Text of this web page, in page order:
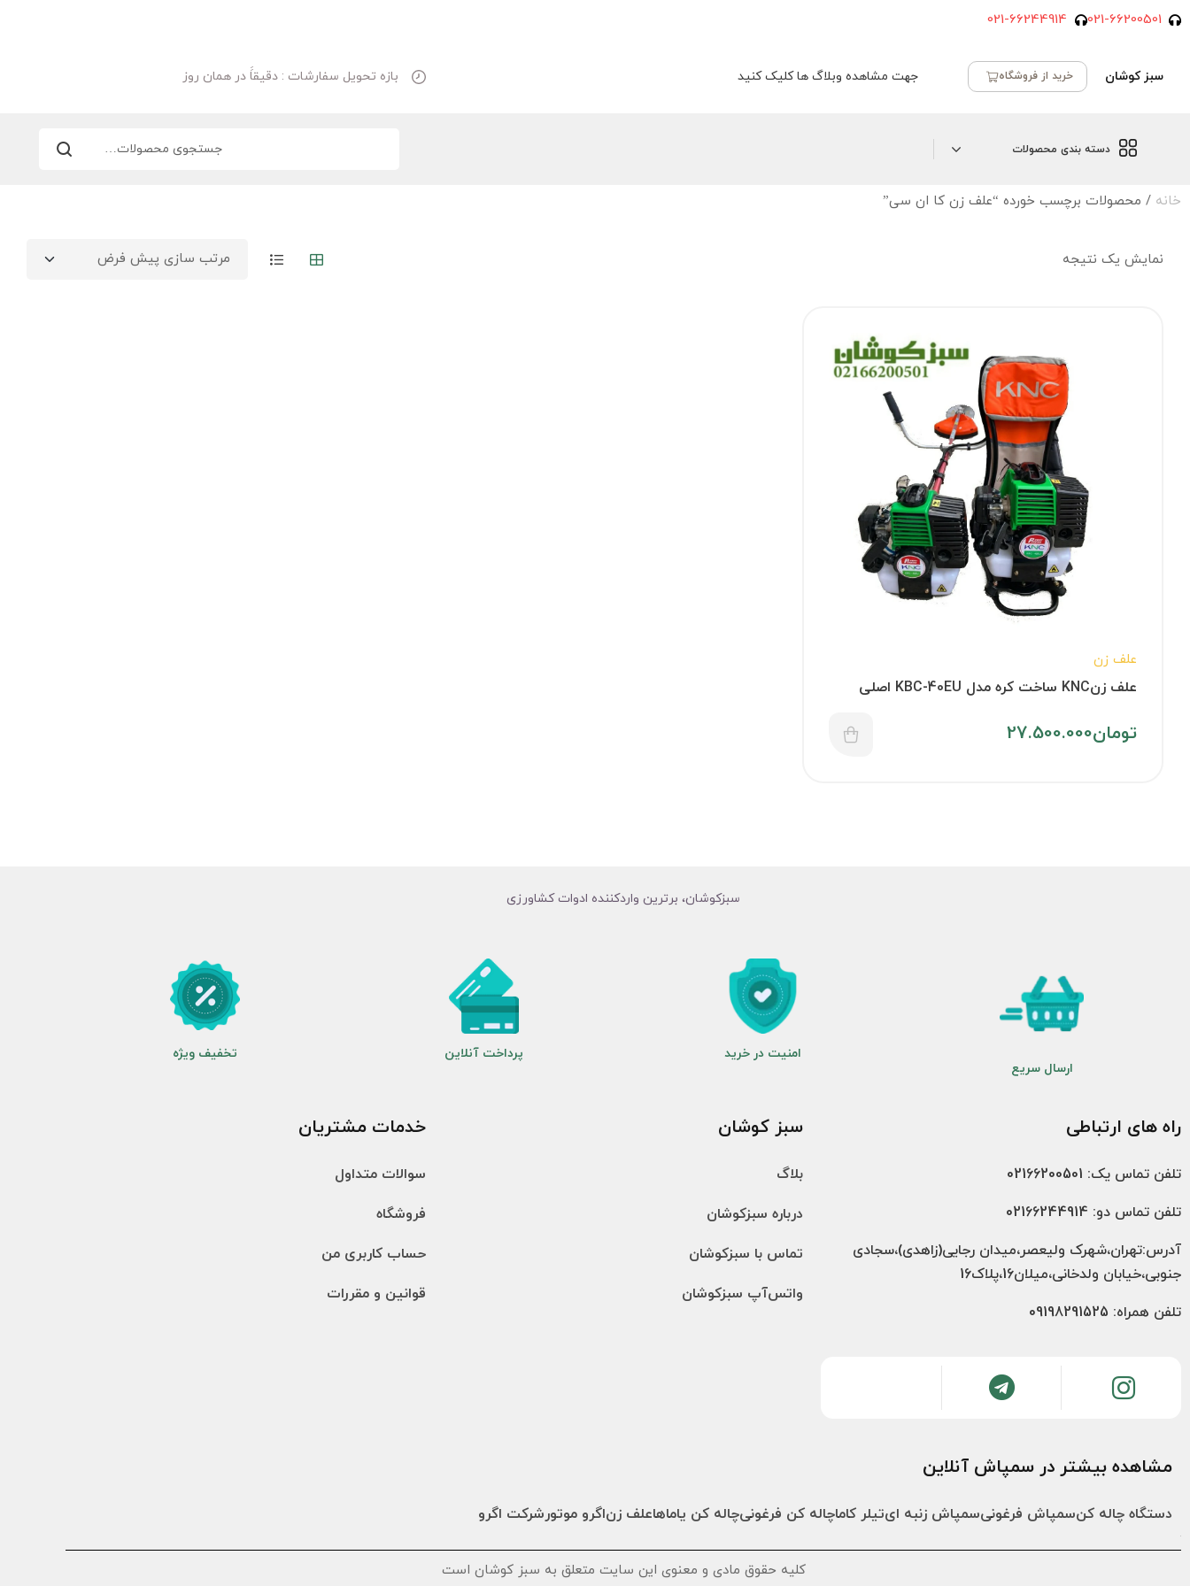
021-66200501
021-66244914
سبز کوشان خرید از فروشگاه جهت مشاهده وبلاگ ها کلیک کنید بازه تحویل سفارشات : دقیقاََ در همان روز
دسته بندی محصولات
خانه / محصولات برچسب خورده “علف زن کا ان سی”
نمایش یک نتیجه
علف زن
علف زنKNC ساخت کره مدل KBC-40EU اصلی
تومان27.500.000
سبزکوشان، برترین واردکننده ادوات کشاورزی
ارسال سریع
امنیت در خرید پرداخت آنلاین تخفیف ویژه
راه های ارتباطی
تلفن تماس یک: 02166200501
تلفن تماس دو: 02166244914
آدرس:تهران،شهرک ولیعصر،میدان رجایی(زاهدی)،سجادی
جنوبی،خیابان ولدخانی،میلان16،پلاک16
تلفن همراه: 09198291525
سبز کوشان
بلاگ
درباره سبزکوشان
تماس با سبزکوشان
واتس‌آپ سبزکوشان
خدمات مشتریان
سوالات متداول
فروشگاه
حساب کاربری من
قوانین و مقررات
مشاهده بیشتر در سمپاش آنلاین
دستگاه چاله کنسمپاش فرغونیسمپاش زنبه ایتیلر کاماچاله کن فرغونیچاله کن یاماهاعلف زناگرو موتورشرکت اگرو
کلیه حقوق مادی و معنوی این سایت متعلق به سبز کوشان است